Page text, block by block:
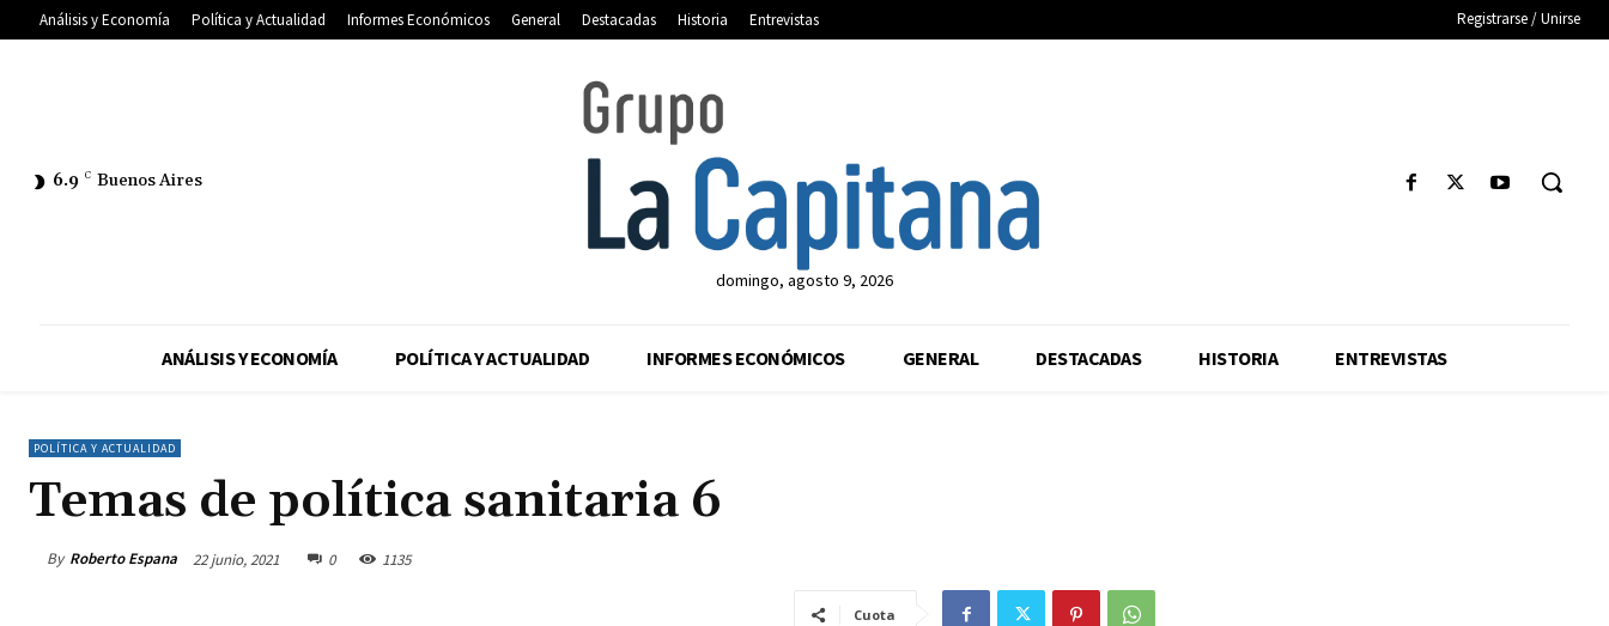
Análisis y Economía Política y Actualidad Informes Económicos General Destacadas Historia Entrevistas Registrarse / Unirse
6.9 C Buenos Aires
domingo, agosto 9, 2026
ANÁLISIS Y ECONOMÍA POLÍTICA Y ACTUALIDAD INFORMES ECONÓMICOS GENERAL DESTACADAS HISTORIA ENTREVISTAS
POLÍTICA Y ACTUALIDAD
Temas de política sanitaria 6
By Roberto Espana 22 junio, 2021 0 1135
Cuota